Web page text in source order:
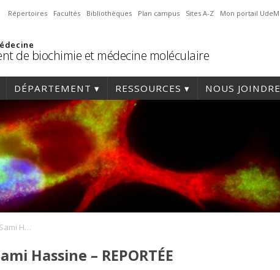
Répertoires Facultés Bibliothèques Plan campus Sites A-Z Mon portail UdeM
de biochimie et médecine moléculaire
DÉPARTEMENT RESSOURCES NOUS JOINDRE
Soutenance de thèse – Sami Hassine – REPORTÉE
Hassine – REPORTÉE